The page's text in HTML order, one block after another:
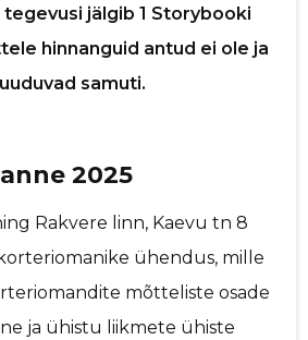
jälgib 1 Storybooki
hinnanguid antud ei ole ja
samuti.
2025
Rakvere linn, Kaevu tn 8
ühendus, mille
mõtteliste osade
ja ühistu liikmete ühiste